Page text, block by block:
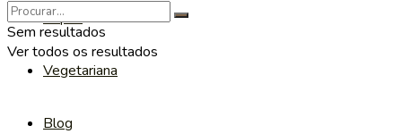
Sopas
Vegetariana
Blog
Sem resultados
Ver todos os resultados